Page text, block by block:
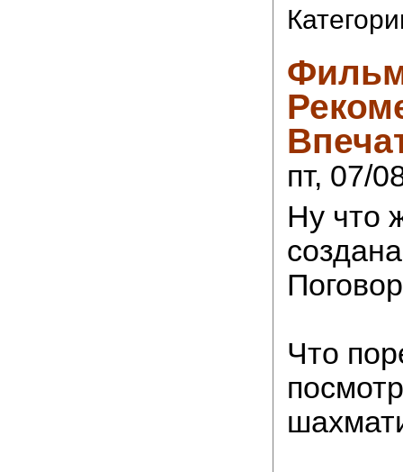
пт, 07/
Ну что
Что